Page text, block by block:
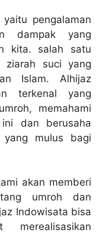
pengalaman
dampak yang
kita. salah satu
ziarah suci yang
Islam. Alhijaz
terkenal yang
memahami
dan berusaha
yang mulus bagi
akan memberi
umroh dan
Indowisata bisa